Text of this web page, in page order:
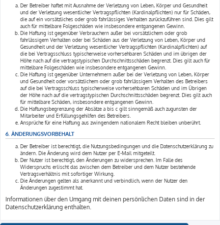
Der Betreiber haftet mit Ausnahme der Verletzung von Leben, Körper und Gesundheit
und der Verletzung wesentlicher Vertragspflichten (Kardinalpflichten) nur für Schäden,
die auf ein vorsätzliches oder grob fahrlässiges Verhalten zurückzuführen sind. Dies gilt
auch für mittelbare Folgeschäden wie insbesondere entgangenen Gewinn.
Die Haftung ist gegenüber Verbrauchern außer bei vorsätzlichem oder grob
fahrlässigem Verhalten oder bei Schäden aus der Verletzung von Leben, Körper und
Gesundheit und der Verletzung wesentlicher Vertragspflichten (Kardinalpflichten) auf
die bei Vertragsschluss typischerweise vorhersehbaren Schäden und im übrigen der
Höhe nach auf die vertragstypischen Durchschnittsschäden begrenzt. Dies gilt auch für
mittelbare Folgeschäden wie insbesondere entgangenen Gewinn.
Die Haftung ist gegenüber Unternehmern außer bei der Verletzung von Leben, Körper
und Gesundheit oder vorsätzlichem oder grob fahrlässigem Verhalten des Betreibers
auf die bei Vertragsschluss typischerweise vorhersehbaren Schäden und im Übrigen
der Höhe nach auf die vertragstypischen Durchschnittsschäden begrenzt. Dies gilt auch
für mittelbare Schäden, insbesondere entgangenen Gewinn.
Die Haftungsbegrenzung der Absätze a bis c gilt sinngemäß auch zugunsten der
Mitarbeiter und Erfüllungsgehilfen des Betreibers.
Ansprüche für eine Haftung aus zwingendem nationalem Recht bleiben unberührt.
6. ÄNDERUNGSVORBEHALT
Der Betreiber ist berechtigt, die Nutzungsbedingungen und die Datenschutzerklärung zu
ändern. Die Änderung wird dem Nutzer per E-Mail mitgeteilt.
Der Nutzer ist berechtigt, den Änderungen zu widersprechen. Im Falle des
Widerspruchs erlischt das zwischen dem Betreiber und dem Nutzer bestehende
Vertragsverhältnis mit sofortiger Wirkung.
Die Änderungen gelten als anerkannt und verbindlich, wenn der Nutzer den
Änderungen zugestimmt hat.
Informationen über den Umgang mit deinen persönlichen Daten sind in der
Datenschutzerklärung enthalten.